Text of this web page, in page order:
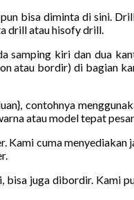
bisa diminta di sini.
drill atau hisofy drill.
samping kiri dan dua
atau bordir) di bagian
contohnya
atau model tepat
Kami cuma
bisa juga dibordir. Kami